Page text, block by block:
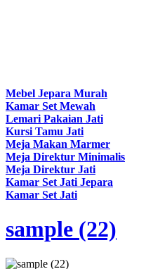
Mebel Jepara Murah
Kamar Set Mewah
Lemari Pakaian Jati
Kursi Tamu Jati
Meja Makan Marmer
Meja Direktur Minimalis
Meja Direktur Jati
Kamar Set Jati Jepara
Kamar Set Jati
sample (22)